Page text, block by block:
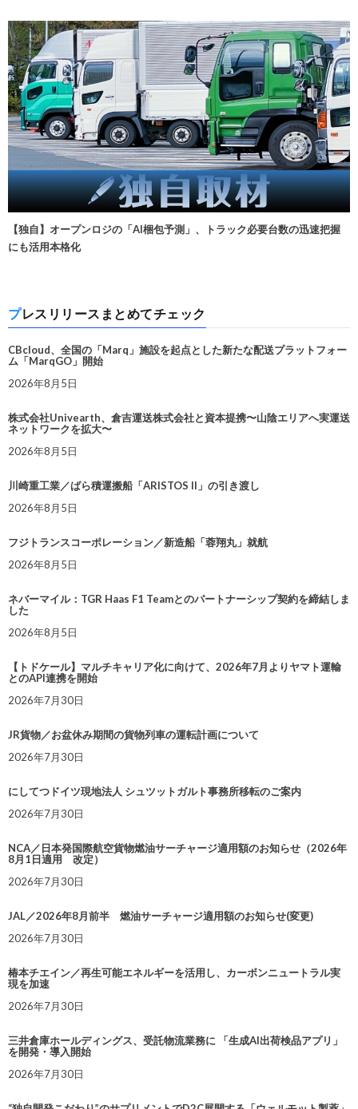
【独自】オープンロジの「AI梱包予測」、トラック必要台数の迅速把握
にも活用本格化
プレスリリースまとめてチェック
CBcloud、全国の「Marq」施設を起点とした新たな配送プラットフォー
ム「MarqGO」開始
2026年8月5日
株式会社Univearth、倉吉運送株式会社と資本提携〜山陰エリアへ実運送
ネットワークを拡大〜
2026年8月5日
川崎重工業／ばら積運搬船「ARISTOS II」の引き渡し
2026年8月5日
フジトランスコーポレーション／新造船「蓉翔丸」就航
2026年8月5日
ネバーマイル：TGR Haas F1 Teamとのパートナーシップ契約を締結しま
した
2026年8月5日
【トドケール】マルチキャリア化に向けて、2026年7月よりヤマト運輸
とのAPI連携を開始
2026年7月30日
JR貨物／お盆休み期間の貨物列車の運転計画について
2026年7月30日
にしてつドイツ現地法人 シュツットガルト事務所移転のご案内
2026年7月30日
NCA／日本発国際航空貨物燃油サーチャージ適用額のお知らせ（2026年
8月1日適用 改定）
2026年7月30日
JAL／2026年8月前半 燃油サーチャージ適用額のお知らせ(変更)
2026年7月30日
椿本チエイン／再生可能エネルギーを活用し、カーボンニュートラル実
現を加速
2026年7月30日
三井倉庫ホールディングス、受託物流業務に 「生成AI出荷検品アプリ」
を開発・導入開始
2026年7月30日